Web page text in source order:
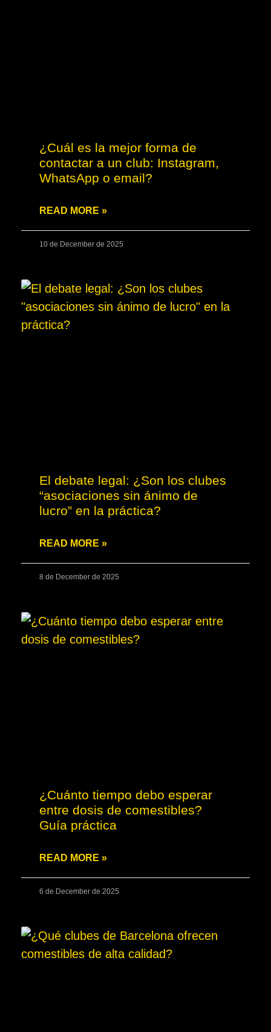
¿Cuál es la mejor forma de
contactar a un club: Instagram,
WhatsApp o email?
READ MORE »
10 de December de 2025
El debate legal: ¿Son los clubes
“asociaciones sin ánimo de
lucro” en la práctica?
READ MORE »
8 de December de 2025
¿Cuánto tiempo debo esperar
entre dosis de comestibles?
Guía práctica
READ MORE »
6 de December de 2025